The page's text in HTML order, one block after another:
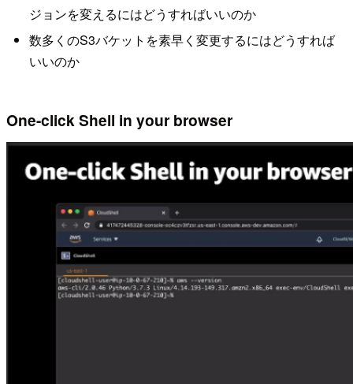
ジョンを変えるにはどうすればいいのか
数多くのS3バケットを素早く変更するにはどうすれば
いいのか
One-click Shell in your browser